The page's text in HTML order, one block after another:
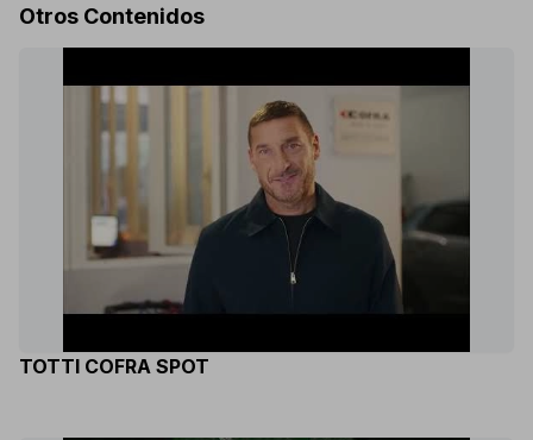
Otros Contenidos
TOTTI COFRA SPOT